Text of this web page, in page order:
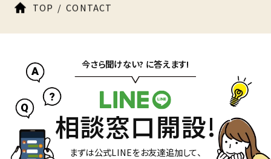
© 2025 REI DANCE COLLECTION Co.,Ltd.
TOP CONTACT
今さら聞けない? に答えます!
相談窓口開設!
まずは公式LINEをお友達追加して、